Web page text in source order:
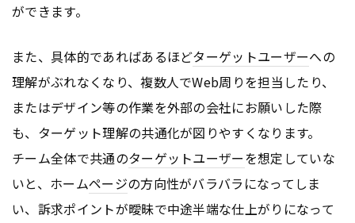
ができます。
また、具体的であればあるほどターゲットユーザーへの
理解がぶれなくなり、複数人でWeb周りを担当したり、
またはデザイン等の作業を外部の会社にお願いした際
も、ターゲット理解の共通化が図りやすくなります。
チーム全体で共通のターゲットユーザーを想定していな
いと、ホームページの方向性がバラバラになってしま
い、訴求ポイントが曖昧で中途半端な仕上がりになって